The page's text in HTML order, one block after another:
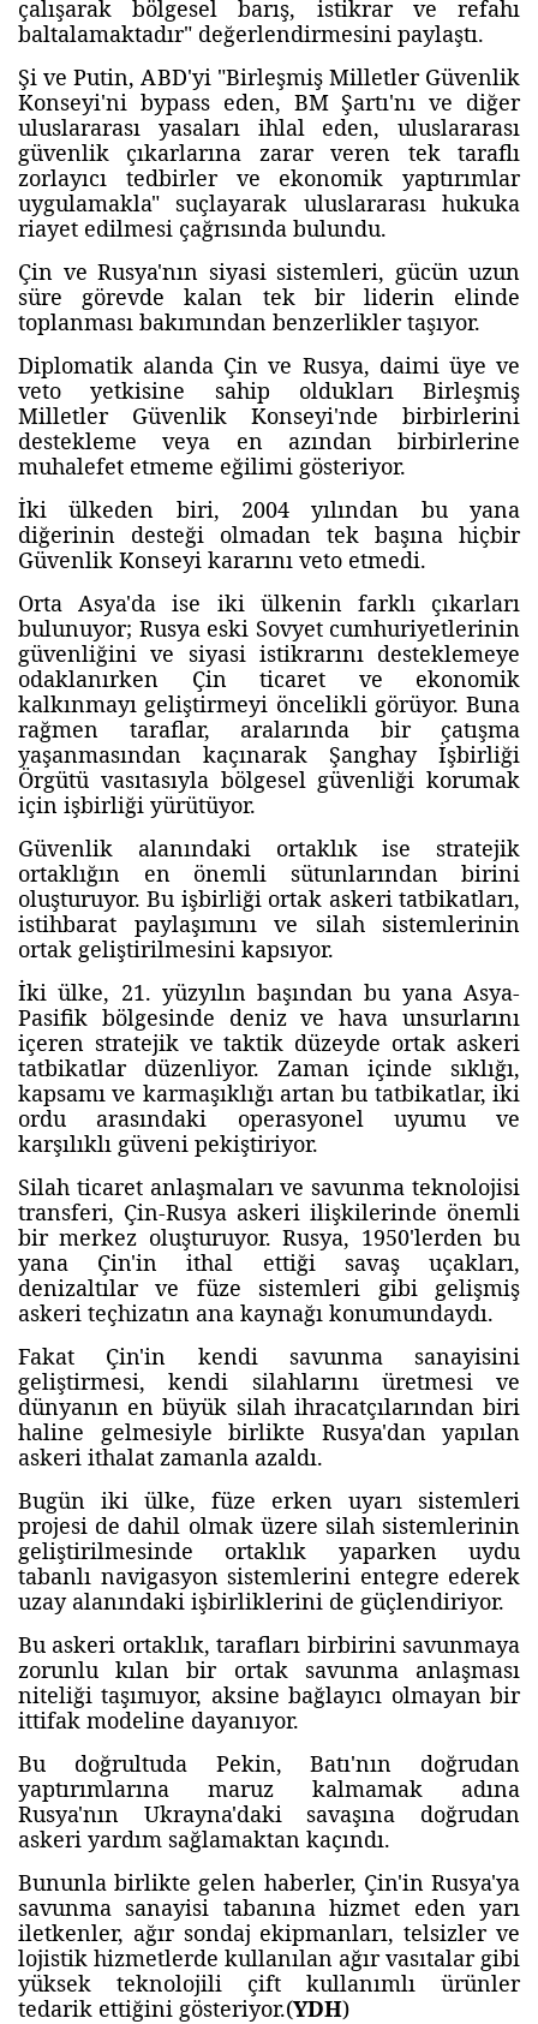
çalışarak bölgesel barış, istikrar ve refahı
baltalamaktadır" değerlendirmesini paylaştı.
Şi ve Putin, ABD'yi "Birleşmiş Milletler Güvenlik
Konseyi'ni bypass eden, BM Şartı'nı ve diğer
uluslararası yasaları ihlal eden, uluslararası
güvenlik çıkarlarına zarar veren tek taraflı
zorlayıcı tedbirler ve ekonomik yaptırımlar
uygulamakla" suçlayarak uluslararası hukuka
riayet edilmesi çağrısında bulundu.
Çin ve Rusya'nın siyasi sistemleri, gücün uzun
süre görevde kalan tek bir liderin elinde
toplanması bakımından benzerlikler taşıyor.
Diplomatik alanda Çin ve Rusya, daimi üye ve
veto yetkisine sahip oldukları Birleşmiş
Milletler Güvenlik Konseyi'nde birbirlerini
destekleme veya en azından birbirlerine
muhalefet etmeme eğilimi gösteriyor.
İki ülkeden biri, 2004 yılından bu yana
diğerinin desteği olmadan tek başına hiçbir
Güvenlik Konseyi kararını veto etmedi.
Orta Asya'da ise iki ülkenin farklı çıkarları
bulunuyor; Rusya eski Sovyet cumhuriyetlerinin
güvenliğini ve siyasi istikrarını desteklemeye
odaklanırken Çin ticaret ve ekonomik
kalkınmayı geliştirmeyi öncelikli görüyor. Buna
rağmen taraflar, aralarında bir çatışma
yaşanmasından kaçınarak Şanghay İşbirliği
Örgütü vasıtasıyla bölgesel güvenliği korumak
için işbirliği yürütüyor.
Güvenlik alanındaki ortaklık ise stratejik
ortaklığın en önemli sütunlarından birini
oluşturuyor. Bu işbirliği ortak askeri tatbikatları,
istihbarat paylaşımını ve silah sistemlerinin
ortak geliştirilmesini kapsıyor.
İki ülke, 21. yüzyılın başından bu yana Asya-
Pasifik bölgesinde deniz ve hava unsurlarını
içeren stratejik ve taktik düzeyde ortak askeri
tatbikatlar düzenliyor. Zaman içinde sıklığı,
kapsamı ve karmaşıklığı artan bu tatbikatlar, iki
ordu arasındaki operasyonel uyumu ve
karşılıklı güveni pekiştiriyor.
Silah ticaret anlaşmaları ve savunma teknolojisi
transferi, Çin-Rusya askeri ilişkilerinde önemli
bir merkez oluşturuyor. Rusya, 1950'lerden bu
yana Çin'in ithal ettiği savaş uçakları,
denizaltılar ve füze sistemleri gibi gelişmiş
askeri teçhizatın ana kaynağı konumundaydı.
Fakat Çin'in kendi savunma sanayisini
geliştirmesi, kendi silahlarını üretmesi ve
dünyanın en büyük silah ihracatçılarından biri
haline gelmesiyle birlikte Rusya'dan yapılan
askeri ithalat zamanla azaldı.
Bugün iki ülke, füze erken uyarı sistemleri
projesi de dahil olmak üzere silah sistemlerinin
geliştirilmesinde ortaklık yaparken uydu
tabanlı navigasyon sistemlerini entegre ederek
uzay alanındaki işbirliklerini de güçlendiriyor.
Bu askeri ortaklık, tarafları birbirini savunmaya
zorunlu kılan bir ortak savunma anlaşması
niteliği taşımıyor, aksine bağlayıcı olmayan bir
ittifak modeline dayanıyor.
Bu doğrultuda Pekin, Batı'nın doğrudan
yaptırımlarına maruz kalmamak adına
Rusya'nın Ukrayna'daki savaşına doğrudan
askeri yardım sağlamaktan kaçındı.
Bununla birlikte gelen haberler, Çin'in Rusya'ya
savunma sanayisi tabanına hizmet eden yarı
iletkenler, ağır sondaj ekipmanları, telsizler ve
lojistik hizmetlerde kullanılan ağır vasıtalar gibi
yüksek teknolojili çift kullanımlı ürünler
tedarik ettiğini gösteriyor.(YDH)